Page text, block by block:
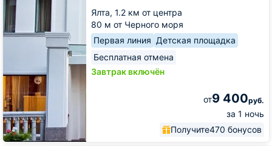
Ялта, 1.2 км от центра
80 м от Черного моря
Первая линия Детская площадка
Бесплатная отмена
Завтрак включён
от9 400руб.
за 1 ночь
Получите470 бонусов